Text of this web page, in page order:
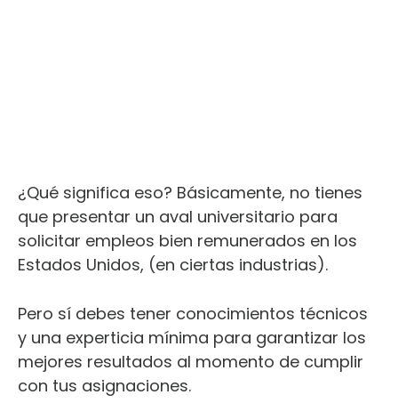
¿Qué significa eso? Básicamente, no tienes
que presentar un aval universitario para
solicitar empleos bien remunerados en los
Estados Unidos, (en ciertas industrias).
Pero sí debes tener conocimientos técnicos
y una experticia mínima para garantizar los
mejores resultados al momento de cumplir
con tus asignaciones.